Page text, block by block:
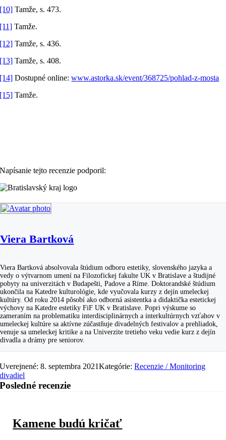
[10] Tamže, s. 473.
[11] Tamže.
[12] Tamže, s. 436.
[13] Tamže, s. 408.
[14] Dostupné online:www.astorka.sk/event/368725/pohlad-z-mosta
[15] Tamže.
Napísanie tejto recenzie podporil:
Viera Bartková
Viera Bartková absolvovala štúdium odboru estetiky, slovenského jazyka a
vedy o výtvarnom umení na Filozofickej fakulte UK v Bratislave a študijné
pobyty na univerzitách v Budapešti, Padove a Ríme. Doktorandské štúdium
ukončila na Katedre kulturológie, kde vyučovala kurzy z dejín umeleckej
kultúry. Od roku 2014 pôsobí ako odborná asistentka a didaktička estetickej
výchovy na Katedre estetiky FiF UK v Bratislave. Popri výskume so
zameraním na problematiku interdisciplinárnych a interkultúrnych vzťahov v
umeleckej kultúre sa aktívne zúčastňuje divadelných festivalov a prehliadok,
venuje sa umeleckej kritike a na Univerzite tretieho veku vedie kurz z dejín
divadla a drámy pre seniorov.
Uverejnené: 8. septembra 2021Kategórie:Recenzie / Monitoring
divadiel
Posledné recenzie
Kamene budú kričať